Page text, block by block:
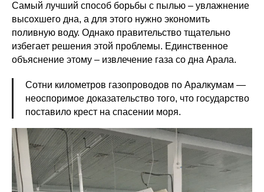
Самый лучший способ борьбы с пылью – увлажнение
высохшего дна, а для этого нужно экономить
поливную воду. Однако правительство тщательно
избегает решения этой проблемы. Единственное
объяснение этому – извлечение газа со дна Арала.
Сотни километров газопроводов по Аралкумам —
неоспоримое доказательство того, что государство
поставило крест на спасении моря.